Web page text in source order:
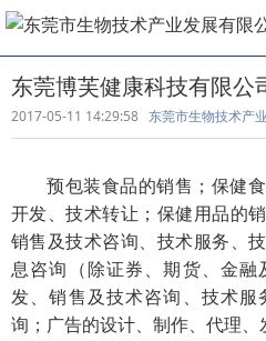
东莞博芙健康科技有限公
2017-05-11 14:29:58 东莞市生物技术产
预包装食品的销售；保健
开发、技术转让；保健用品的
销售及技术咨询、技术服务、
息咨询（除证券、期货、金
发、销售及技术咨询、技术
询；广告的设计、制作、代理、